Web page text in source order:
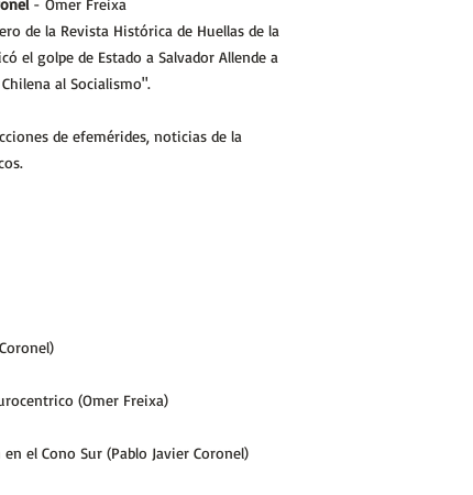
- Omer Freixa
de la Revista Histórica de Huellas de la
el golpe de Estado a Salvador Allende a
al Socialismo".
de efemérides, noticias de la
(Omer Freixa)
el Cono Sur (Pablo Javier Coronel)